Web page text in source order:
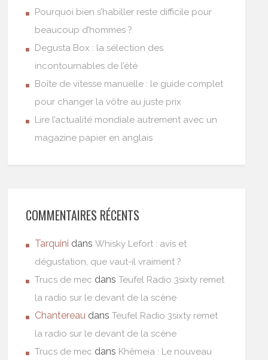
Pourquoi bien s’habiller reste difficile pour
beaucoup d’hommes ?
Degusta Box : la sélection des
incontournables de l’été
Boîte de vitesse manuelle : le guide complet
pour changer la vôtre au juste prix
Lire l’actualité mondiale autrement avec un
magazine papier en anglais
COMMENTAIRES RÉCENTS
Tarquini dansWhisky Lefort : avis et
dégustation, que vaut-il vraiment ?
Trucs de mec dansTeufel Radio 3sixty remet
la radio sur le devant de la scène
Chantereau dansTeufel Radio 3sixty remet
la radio sur le devant de la scène
Trucs de mec dans Khêmeia : Le nouveau